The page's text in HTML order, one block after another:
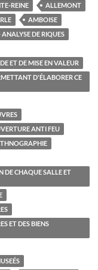
REINE
ALLEMONT
AMBOISE
DE RIQUES
ET DE MISE EN VALEUR
D'ÉLABORER CE
ANTI FEU
DE CHAQUE SALLE ET
ET DES BIENS